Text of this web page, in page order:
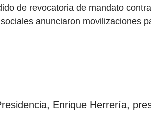
de revocatoria de mandato
anunciaron movilizaciones
Enrique Herrería,